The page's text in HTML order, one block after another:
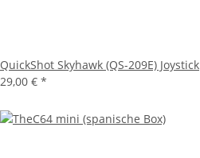
QuickShot Skyhawk (QS-209E) Joystick
29,00 € *